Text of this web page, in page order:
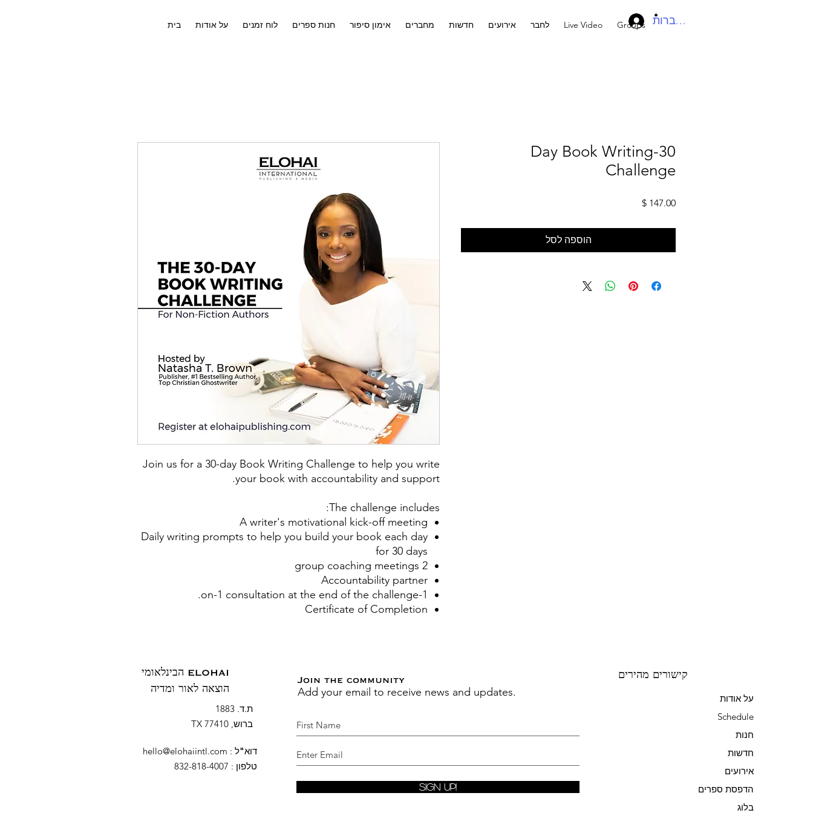
בית על אודות לוח זמנים חנות ספרים אימון סיפור מחברים חדשות אירועים לחבר Live Video Groups להתחברות
Join us for a 30-day Book Writing Challenge to help you write
your book with accountability and support.
The challenge includes:
A writer's motivational kick-off meeting
Daily writing prompts to help you build your book each day
for 30 days
2 group coaching meetings
Accountability partner
1-on-1 consultation at the end of the challenge.
Certificate of Completion
30-Day Book Writing
Challenge
מחיר
הוספה לסל
ELOHAI הבינלאומי
הוצאה לאור ומדיה
ת.ד. 1883
ברוש, TX 77410
דוא"ל :
hello@elohaiintl.com
טלפון : 832-818-4007
Join the community
Add your email to receive news and updates.
Sign Up!
קישורים מהירים
על אודות
Schedule
חנות
חדשות
אירועים
הדפסת ספרים
בלוג